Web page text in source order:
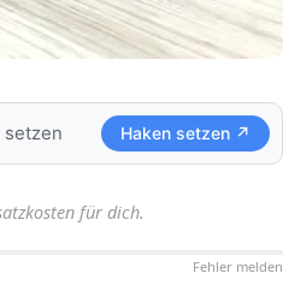
Haken setzen ↗
für dich.
Fehler melden